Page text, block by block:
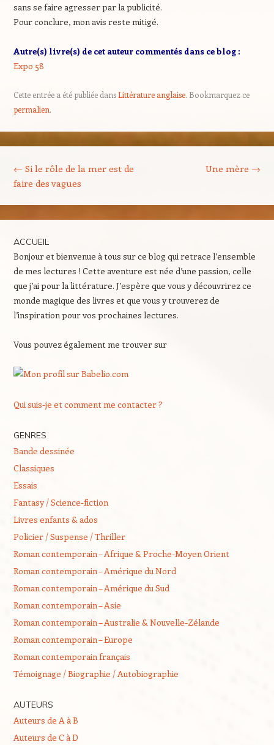
sans se faire agresser par la publicité.
Pour conclure, mon avis reste mitigé.
Autre(s) livre(s) de cet auteur commentés dans ce blog :
Expo 58
Cette entrée a été publiée dansLittérature anglaise. Bookmarquez ce
permalien.
← Si le rôle de la mer est de
faire des vagues
Une mère →
ACCUEIL
Bonjour et bienvenue à tous sur ce blog qui retrace l’ensemble
de mes lectures ! Cette aventure est née d’une passion, celle
que j’ai pour la littérature. J’espère que vous y découvrirez ce
monde magique des livres et que vous y trouverez de
l’inspiration pour vos prochaines lectures.
Vous pouvez également me trouver sur
Qui suis-je et comment me contacter ?
GENRES
Bande dessinée
Classiques
Essais
Fantasy / Science-fiction
Livres enfants & ados
Policier / Suspense / Thriller
Roman contemporain – Afrique & Proche-Moyen Orient
Roman contemporain – Amérique du Nord
Roman contemporain – Amérique du Sud
Roman contemporain – Asie
Roman contemporain – Australie & Nouvelle-Zélande
Roman contemporain – Europe
Roman contemporain français
Témoignage / Biographie / Autobiographie
AUTEURS
Auteurs de A à B
Auteurs de C à D